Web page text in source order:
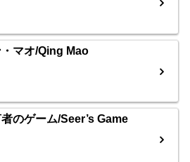
マオ/Qing Mao
のゲーム/Seer’s Game